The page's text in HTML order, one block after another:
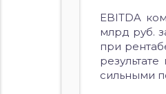
EBITDA
млрд руб.
при
сильными